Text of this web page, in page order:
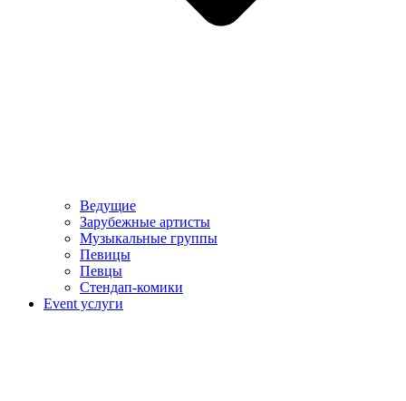
Ведущие
Зарубежные артисты
Музыкальные группы
Певицы
Певцы
Стендап-комики
Event услуги